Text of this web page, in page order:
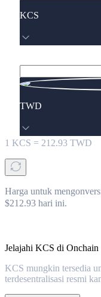
KCS
TWD
1 KCS = 212.93 TWD
Harga untuk
$212.93 hari ini.
Jelajahi KCS di Onchain
KCS mungkin tersedia
terdesentralisasi resmi